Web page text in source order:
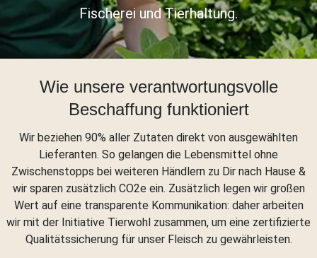
Fischerei und Tierhaltung.
Wie unsere verantwortungsvolle
Beschaffung funktioniert
Wir beziehen 90% aller Zutaten direkt von ausgewählten
Lieferanten. So gelangen die Lebensmittel ohne
Zwischenstopps bei weiteren Händlern zu Dir nach Hause &
wir sparen zusätzlich CO2e ein. Zusätzlich legen wir großen
Wert auf eine transparente Kommunikation: daher arbeiten
wir mit der Initiative Tierwohl zusammen, um eine zertifizierte
Qualitätssicherung für unser Fleisch zu gewährleisten.